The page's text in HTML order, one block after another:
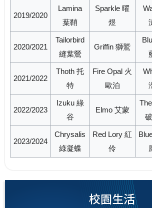
2019/2020
Lamina
葉鞘
Sparkle 曜
煜
2020/2021
Tailorbird
縫葉鶯
Griffin 獅鷲
2021/2022
Thoth 托
特
Fire Opal 火
歐泊
2022/2023
Izuku 綠
谷
Elmo 艾蒙
2023/2024
Chrysalis
綠凝蝶
Red Lory 紅
伶
校園生活